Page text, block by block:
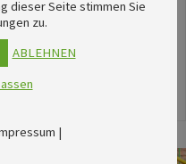
im August
dieser Seite stimmen Sie
zu.
ABLEHNEN
|